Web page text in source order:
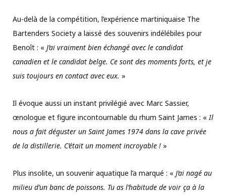
Au-delà de la compétition, l’expérience martiniquaise The
Bartenders Society a laissé des souvenirs indélébiles pour
Benoît : « J’ai vraiment bien échangé avec le candidat
canadien et le candidat belge. Ce sont des moments forts, et je
suis toujours en contact avec eux. »
Il évoque aussi un instant privilégié avec Marc Sassier,
œnologue et figure incontournable du rhum Saint James : «Il
nous a fait déguster un Saint James 1974 dans la cave privée
de la distillerie. C’était un moment incroyable ! »
Plus insolite, un souvenir aquatique l’a marqué : « J’ai nagé au
milieu d’un banc de poissons. Tu as l’habitude de voir ça à la